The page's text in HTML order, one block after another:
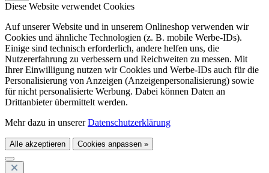
Diese Website verwendet Cookies
Auf unserer Website und in unserem Onlineshop verwenden wir
Cookies und ähnliche Technologien (z. B. mobile Werbe-IDs).
Einige sind technisch erforderlich, andere helfen uns, die
Nutzererfahrung zu verbessern und Reichweiten zu messen. Mit
Ihrer Einwilligung nutzen wir Cookies und Werbe-IDs auch für die
Personalisierung von Anzeigen (Anzeigenpersonalisierung) sowie
für nicht personalisierte Werbung. Dabei können Daten an
Drittanbieter übermittelt werden.
Mehr dazu in unsererDatenschutzerklärung
Alle akzeptieren Cookies anpassen »